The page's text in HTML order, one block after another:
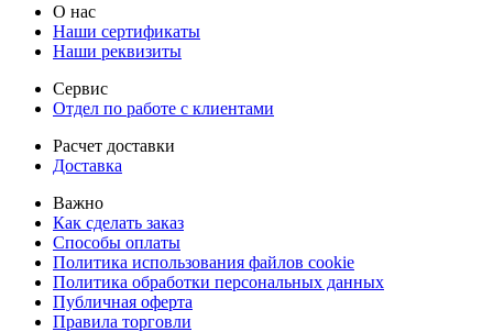
О нас
Наши сертификаты
Наши реквизиты
Сервис
Отдел по работе с клиентами
Расчет доставки
Доставка
Важно
Как сделать заказ
Способы оплаты
Политика использования файлов cookie
Политика обработки персональных данных
Публичная оферта
Правила торговли